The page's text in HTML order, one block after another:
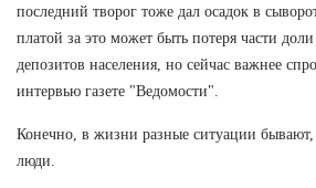
последний творог тоже дал осадок в
платой за это может быть потеря части
депозитов населения, но сейчас важнее
интервью газете "Ведомости".
Конечно, в жизни разные ситуации бывают,
люди.